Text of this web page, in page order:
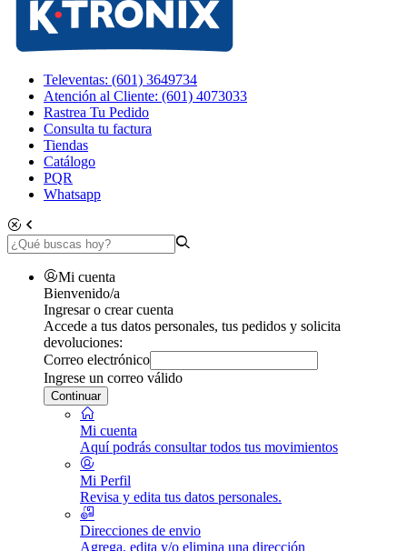
Televentas: (601) 3649734
Atención al Cliente: (601) 4073033
Rastrea Tu Pedido
Consulta tu factura
Tiendas
Catálogo
PQR
Whatsapp
Mi cuenta
Bienvenido/a
Ingresar o crear cuenta
Accede a tus datos personales, tus pedidos y solicita
devoluciones:
Correo electrónico
Ingrese un correo válido
Continuar
Mi cuenta
Aquí podrás consultar todos tus movimientos
Mi Perfil
Revisa y edita tus datos personales.
Direcciones de envio
Agrega, edita y/o elimina una dirección